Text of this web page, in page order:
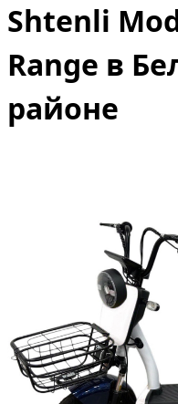
Shtenli
Range в
районе